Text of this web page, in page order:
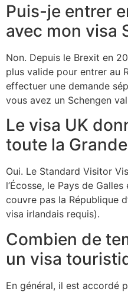
Puis-je entrer
avec mon visa
Non. Depuis le Brexit en
plus valide pour entrer au
effectuer une demande
vous avez un Schengen
Le visa UK
toute la
Oui. Le Standard Visitor
l’Écosse, le Pays de
couvre pas la République
visa irlandais requis).
Combien de
un visa
En général, il est accordé